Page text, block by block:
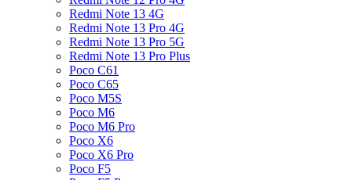
Redmi Note 13 4G
Redmi Note 13 Pro 4G
Redmi Note 13 Pro 5G
Redmi Note 13 Pro Plus
Poco C61
Poco C65
Poco M5S
Poco M6
Poco M6 Pro
Poco X6
Poco X6 Pro
Poco F5